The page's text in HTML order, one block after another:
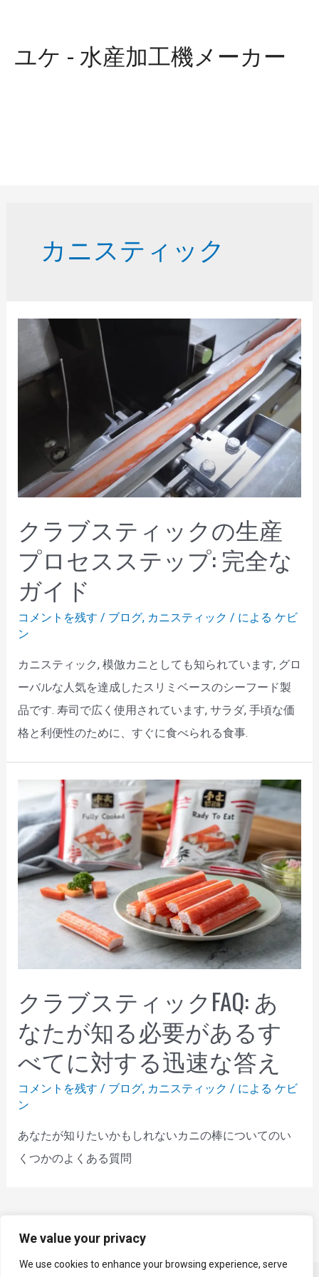
We value your privacy
We use cookies to enhance your browsing experience, serve
ユケ - 水産加工機メーカー
カニスティック
クラブスティックの生産
プロセスステップ: 完全な
ガイド
コメントを残す / ブログ, カニスティック / による ケビ
ン
カニスティック, 模倣カニとしても知られています, グロ
ーバルな人気を達成したスリミベースのシーフード製
品です. 寿司で広く使用されています, サラダ, 手頃な価
格と利便性のために、すぐに食べられる食事.
クラブスティックFAQ: あ
なたが知る必要があるす
べてに対する迅速な答え
コメントを残す / ブログ, カニスティック / による ケビ
ン
あなたが知りたいかもしれないカニの棒についてのい
くつかのよくある質問
すべての製品